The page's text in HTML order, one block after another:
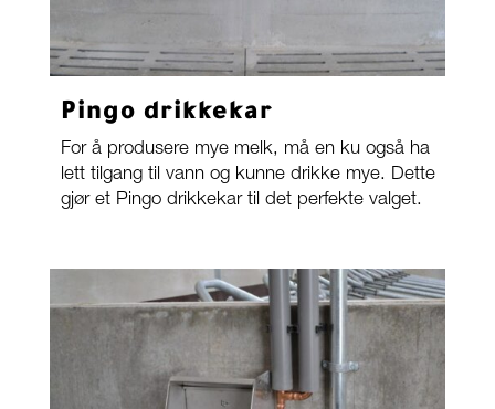
Pingo drikkekar
For å produsere mye melk, må en ku også ha
lett tilgang til vann og kunne drikke mye. Dette
gjør et Pingo drikkekar til det perfekte valget.